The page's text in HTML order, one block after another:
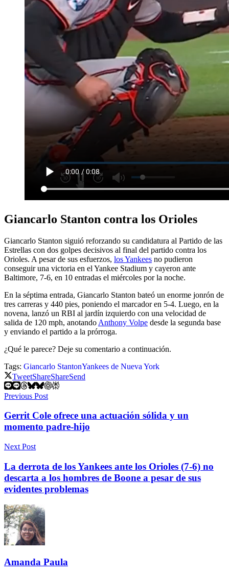
Giancarlo Stanton contra los Orioles
Giancarlo Stanton siguió reforzando su candidatura al Partido de las
Estrellas con dos golpes decisivos al final del partido contra los
Orioles. A pesar de sus esfuerzos, los Yankees no pudieron
conseguir una victoria en el Yankee Stadium y cayeron ante
Baltimore, 7-6, en 10 entradas el miércoles por la noche.
En la séptima entrada, Giancarlo Stanton bateó un enorme jonrón de
tres carreras y 440 pies, poniendo el marcador en 5-4. Luego, en la
novena, lanzó un RBI al jardín izquierdo con una velocidad de
salida de 120 mph, anotando Anthony Volpe desde la segunda base
y enviando el partido a la prórroga.
¿Qué le parece? Deje su comentario a continuación.
Tags: Giancarlo StantonYankees de Nueva York
TweetShareShareSend
Previous Post
Gerrit Cole ofrece una actuación sólida y un
momento padre-hijo
Next Post
La derrota de los Yankees ante los Orioles (7-6) no
descarta a los hombres de Boone a pesar de sus
evidentes problemas
Amanda Paula